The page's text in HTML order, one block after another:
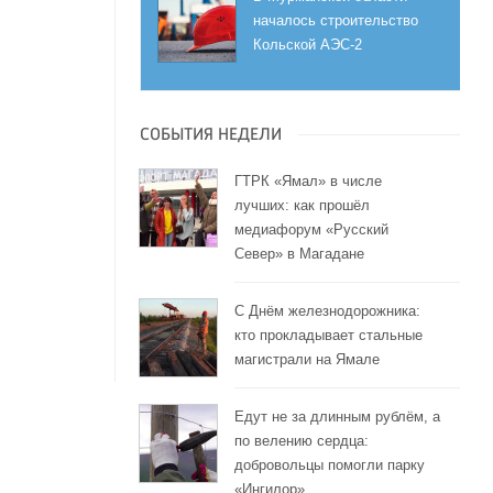
началось строительство
Кольской АЭС-2
СОБЫТИЯ НЕДЕЛИ
ГТРК «Ямал» в числе
лучших: как прошёл
медиафорум «Русский
Север» в Магадане
С Днём железнодорожника:
кто прокладывает стальные
магистрали на Ямале
Едут не за длинным рублём, а
по велению сердца:
добровольцы помогли парку
«Ингилор»